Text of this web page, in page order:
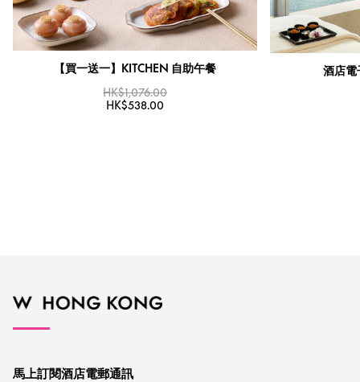
【買一送一】KITCHEN 自助午餐
HK$1,076.00
HK$538.00
酒店電
馬上訂閱酒店電郵通訊